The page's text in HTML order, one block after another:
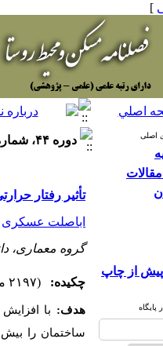
]
اصلی
از چاپ
پایگاه
دوره ۴۴، شماره ۱۹۱ - ( ۷-۱۴۰۴ )
تأثیر رفتار
اباصلت عسکری
گروه معماری،
چکیده: (۲۱۹۷ مشاهده)
هدف: با
ساختمان را